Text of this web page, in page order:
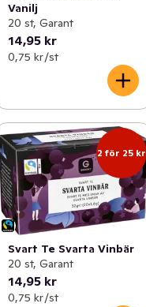
Vanilj
20 st, Garant
14,95 kr
0,75 kr /st
2 för 25 kr
Svart Te Svarta Vinbär
20 st, Garant
14,95 kr
0,75 kr /st